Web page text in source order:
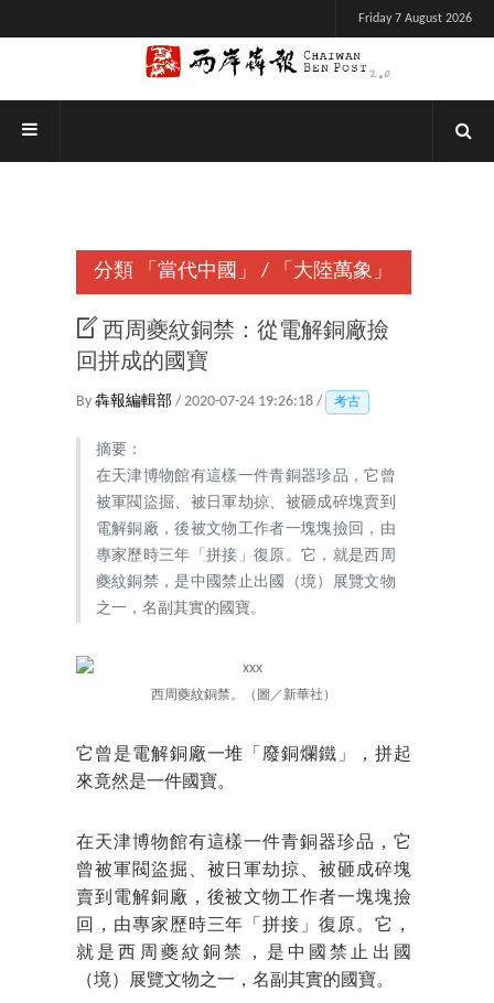
Friday 7 August 2026
分類 「當代中國」 / 「大陸萬象」
西周夔紋銅禁：從電解銅廠撿
回拼成的國寶
By 犇報編輯部 / 2020-07-24 19:26:18 / 考古
摘要：
在天津博物館有這樣一件青銅器珍品，它曾
被軍閥盜掘、被日軍劫掠、被砸成碎塊賣到
電解銅廠，後被文物工作者一塊塊撿回，由
專家歷時三年「拼接」復原。它，就是西周
夔紋銅禁，是中國禁止出國（境）展覽文物
之一，名副其實的國寶。
西周夔紋銅禁。（圖／新華社）
它曾是電解銅廠一堆「廢銅爛鐵」，拼起
來竟然是一件國寶。
在天津博物館有這樣一件青銅器珍品，它
曾被軍閥盜掘、被日軍劫掠、被砸成碎塊
賣到電解銅廠，後被文物工作者一塊塊撿
回，由專家歷時三年「拼接」復原。它，
就是西周夔紋銅禁，是中國禁止出國
（境）展覽文物之一，名副其實的國寶。